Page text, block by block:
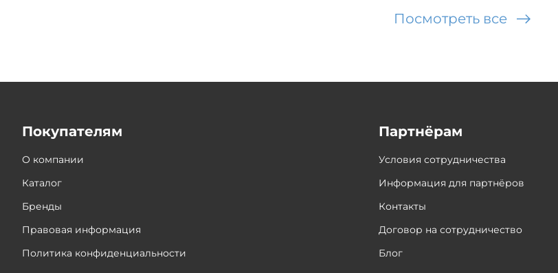
Посмотреть все
Покупателям
О компании
Каталог
Бренды
Правовая информация
Политика конфиденциальности
Партнёрам
Условия сотрудничества
Информация для партнёров
Контакты
Договор на сотрудничество
Блог